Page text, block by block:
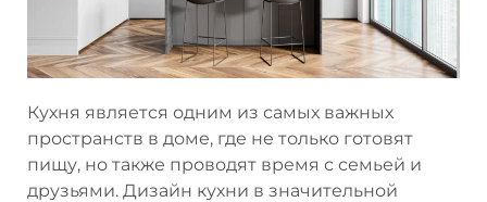
Кухня является одним из самых важных
пространств в доме, где не только готовят
пищу, но также проводят время с семьей и
друзьями. Дизайн кухни в значительной